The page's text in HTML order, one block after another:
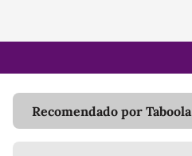
Recomendado por Taboola